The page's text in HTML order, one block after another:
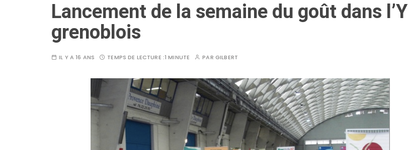
Lancement de la semaine du goût dans l’Y
grenoblois
IL Y A 16 ANS TEMPS DE LECTURE :1 MINUTE PAR GILBERT